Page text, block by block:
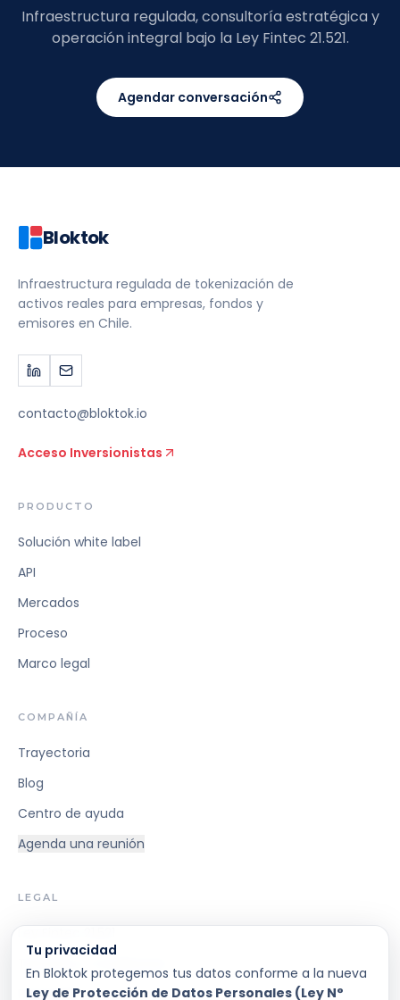
Infraestructura regulada, consultoría estratégica y
operación integral bajo la Ley Fintec 21.521.
Agendar conversación
Bloktok
Infraestructura regulada de tokenización de
activos reales para empresas, fondos y
emisores en Chile.
contacto@bloktok.io
Acceso Inversionistas
PRODUCTO
Solución white label
API
Mercados
Proceso
Marco legal
COMPAÑÍA
Trayectoria
Blog
Centro de ayuda
Agenda una reunión
LEGAL
Términos y Condiciones
Privacidad
Tu privacidad
En Bloktok protegemos tus datos conforme a la nueva
Ley de Protección de Datos Personales (Ley N°